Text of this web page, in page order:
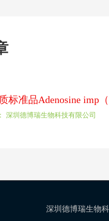
标准品Adenosine imp
深圳德博瑞生物科技有限公司
深圳德博瑞生物